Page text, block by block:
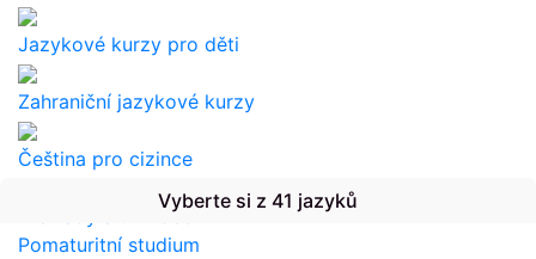
Jazykové kurzy pro děti
Zahraniční jazykové kurzy
Čeština pro cizince
Překlady a tlumočení
Vyberte si z 41 jazyků
Pomaturitní studium